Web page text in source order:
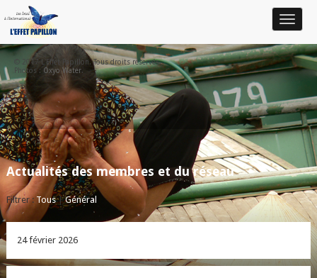
Toggle
© 2017 L'Effet Papillon. Tous droits réservés.
Photos : Oxyo Water.
Actualités des membres et du réseau
Filtrer : Tous|Général
24 février 2026